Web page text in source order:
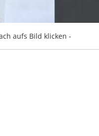
aufs Bild klicken -